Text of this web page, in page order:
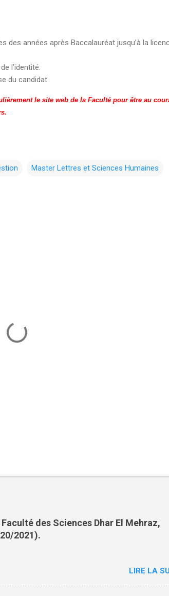
années après Baccalauréat jusqu’à la
l’identité.
du candidat
le site web de la Faculté pour être au
Master Lettres et Sciences Humaines
des Sciences Dhar El Mehraz,
2021).
LIRE LA